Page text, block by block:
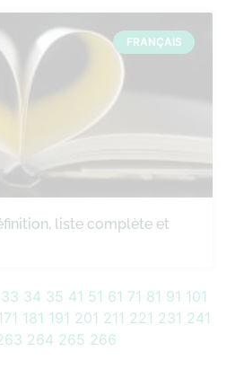
FRANÇAIS
liste complète et
33 34 35 41 51 61 71 81 91 101
181 191 201 211 221 231 241
264 265 266